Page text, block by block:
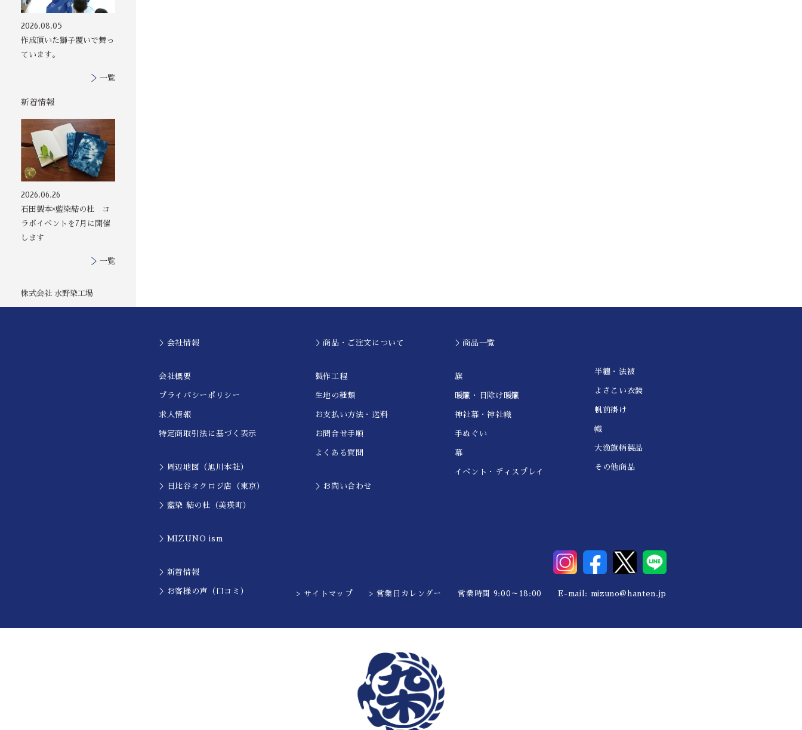
その他の印染商
品
2026.08.05
作成頂いた獅子覆いで舞っ
ています。
一覧
新着情報
2026.06.26
石田製本×藍染結の杜 コ
ラボイベントを7月に開催
します
一覧
株式会社 水野染工場
＞会社情報
会社概要
プライバシーポリシー
求人情報
特定商取引法に基づく表示
＞周辺地図（旭川本社）
＞日比谷オクロジ店（東京）
＞藍染 結の杜（美瑛町）
＞MIZUNO ism
＞新着情報
＞お客様の声（口コミ）
＞商品・ご注文について
製作工程
生地の種類
お支払い方法・送料
お問合せ手順
よくある質問
＞お問い合わせ
＞商品一覧
旗
暖簾・日除け暖簾
神社幕・神社幟
手ぬぐい
幕
イベント・ディスプレイ
半纏・法被
よさこい衣装
帆前掛け
幟
大漁旗柄製品
その他商品
> サイトマップ > 営業日カレンダー 営業時間 9:00～18:00 E-mail: mizuno@hanten.jp